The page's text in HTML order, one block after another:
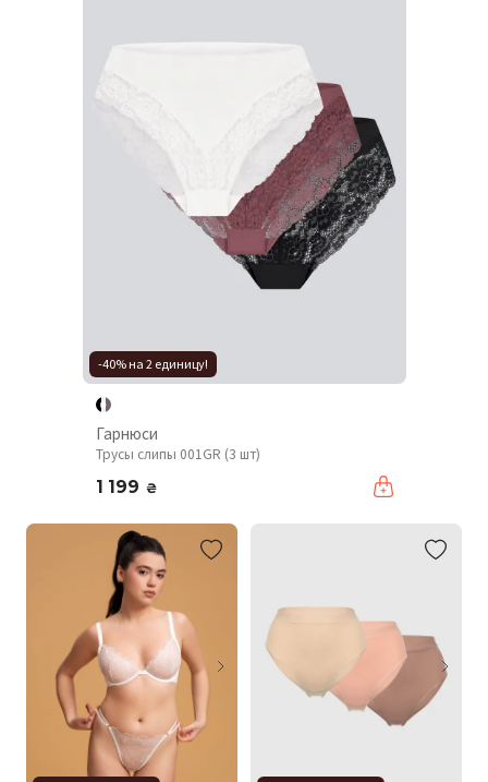
-40% на 2 единицу!
Гарнюси
Трусы слипы 001GR (3 шт)
1 199 ₴